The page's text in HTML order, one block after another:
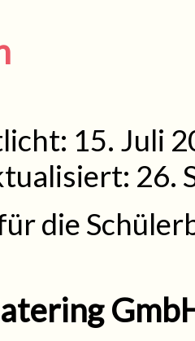
15. Juli
26.
die